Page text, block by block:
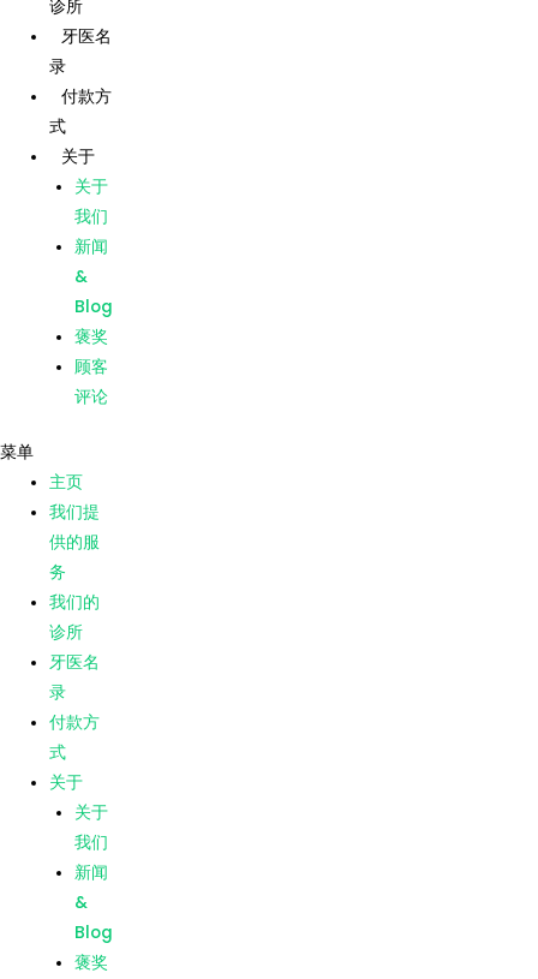
主页
我们提
供的服
务
我们的
诊所
牙医名
付款方
式
关于
新闻
&
Blog
顾客
评论
主页
我们提
供的服
务
我们的
诊所
牙医名
付款方
诊所
牙医名
录
付款方
式
关于
关于
我们
新闻
&
Blog
褒奖
顾客
评论
菜单
主页
我们提
供的服
务
我们的
诊所
牙医名
录
付款方
式
关于
关于
我们
新闻
&
Blog
褒奖